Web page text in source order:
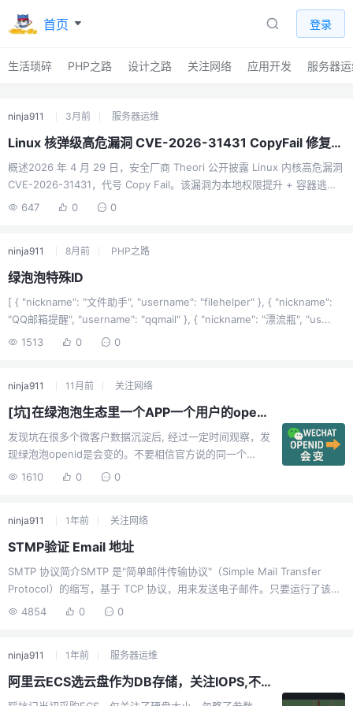
首页 登录
生活琐碎 PHP之路 设计之路 关注网络 应用开发 服务器
ninja911 3月前 服务器运维
Linux 核弹级高危漏洞 CVE-2026-31431 CopyFail 修复脚本
概述2026 年 4 月 29 日，安全厂商 Theori 公开披露 Linux 内核高危漏洞
CVE-2026-31431，代号 Copy Fail。该漏洞为本地权限提升 + 容器逃逸
双重风险，普通用户可一键获取 root 权限，云主机、容器环境面临严重威
algif_aead 模块脚本 # 支持重复执行，如果已禁用则跳过 set -e # 遇到错
误退出？不，我们需要优雅处理，...
647 0 0
ninja911 8月前 PHP之路
绿泡泡特殊ID
[ { "nickname": "文件助手", "username": "filehelper" }, { "nickname":
"QQ邮箱提醒", "username": "qqmail" }, { "nickname": "漂流瓶", "us...
1513
0 0
ninja911 11月前 关注网络
[坑]在绿泡泡生态里一个APP一个用户的openid是会变的.
发现坑在很多个微客户数据沉淀后, 经过一定时间观察，发
现绿泡泡openid是会变的。不要相信官方说的同一个
APP（公众号）同一个用户的openid不变.证据总结绿泡泡
1610 0 0
ninja911 1年前 关注网络
STMP验证 Email 地址
SMTP 协议简介SMTP 是"简单邮件传输协议"（Simple Mail Transfer
Protocol）的缩写，基于 TCP 协议，用来发送电子邮件。只要运行了该协
议的服务器端（daemon），当前服务器就变为邮件服务器，可以接收电子
箱就是真的；如果返回 5xx（500～599），就是假的。注意，即使服务器
确认邮箱是真的， 也不代表邮件一定会发送到该邮箱，更不代表用户一定
会读到该邮件。查找域名的 MX 记录下面通过一个例子，演示...
4854 0 0
ninja911 1年前 服务器运维
阿里云ECS选云盘作为DB存储，关注IOPS,不要图便宜。